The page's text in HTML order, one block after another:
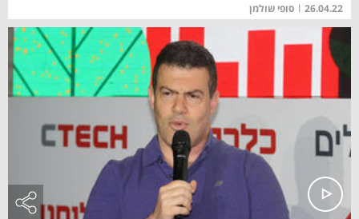
26.04.22
| סופי שולמן